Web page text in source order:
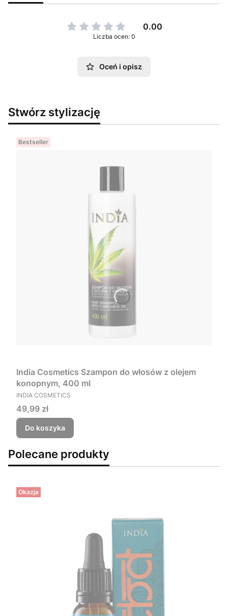
0.00
Liczba ocen: 0
Oceń i opisz
Stwórz stylizację
Bestseller
India Cosmetics Szampon do włosów z olejem
konopnym, 400 ml
PRODUCENT
INDIA COSMETICS
Cena
49,99 zł
Do koszyka
Polecane produkty
Okazja